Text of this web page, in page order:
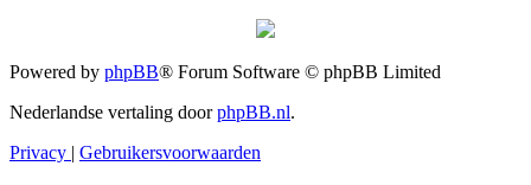
Powered by phpBB® Forum Software © phpBB Limited
Nederlandse vertaling doorphpBB.nl.
Privacy | Gebruikersvoorwaarden